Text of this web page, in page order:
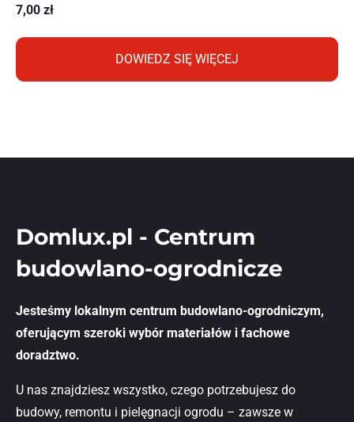
7,00 zł
DOWIEDZ SIĘ WIĘCEJ
Domlux.pl - Centrum
budowlano-ogrodnicze
Jesteśmy lokalnym centrum budowlano-ogrodniczym,
oferującym szeroki wybór materiałów i fachowe
doradztwo.
U nas znajdziesz wszystko, czego potrzebujesz do
budowy, remontu i pielęgnacji ogrodu – zawsze w